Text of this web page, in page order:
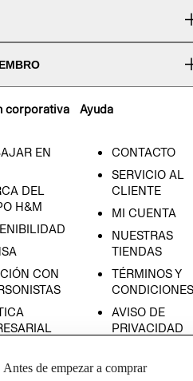
corporativa
EN
DEL
H&M
CON
Ayuda
CONTACTO
SERVICIO AL
CLIENTE
MI CUENTA
NUESTRAS
TIENDAS
TÉRMINOS Y
CONDICIONES
AVISO DE
PRIVACIDAD
AVISO DE
Antes de empezar a comprar